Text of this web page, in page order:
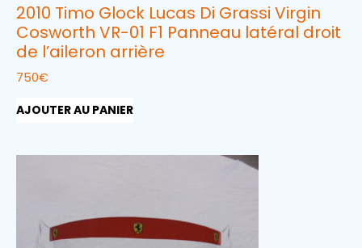
2010 Timo Glock Lucas Di Grassi Virgin
Cosworth VR-01 F1 Panneau latéral droit
de l’aileron arrière
750€
AJOUTER AU PANIER